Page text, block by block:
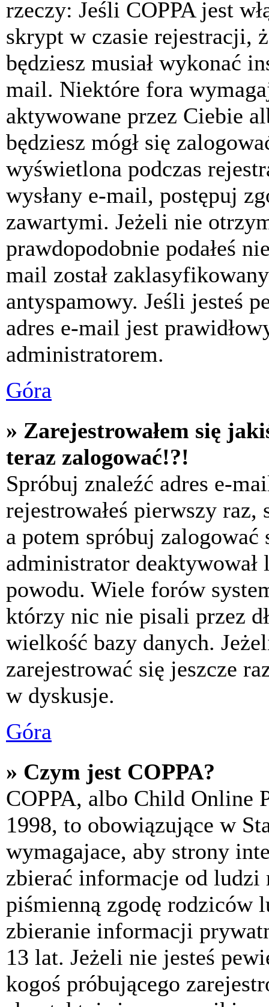
rzeczy: Jeśli COPPA jest
skrypt w czasie rejestracji,
będziesz musiał wykonać
mail. Niektóre fora
aktywowane przez Ciebie
będziesz mógł się
wyświetlona podczas
wysłany e-mail, postępuj
zawartymi. Jeżeli nie
prawdopodobnie podałeś
mail został
antyspamowy. Jeśli jesteś
adres e-mail jest
administratorem.
Góra
» Zarejestrowałem się
teraz zalogować!?!
Spróbuj znaleźć adres e-
rejestrowałeś pierwszy
a potem spróbuj
administrator deaktywował
powodu. Wiele forów
którzy nic nie pisali przez
wielkość bazy danych.
zarejestrować się jeszcze
w dyskusje.
Góra
» Czym jest COPPA?
COPPA, albo Child Online
1998, to obowiązujące w
wymagajace, aby strony
zbierać informacje od
piśmienną zgodę rodziców
zbieranie informacji
13 lat. Jeżeli nie jesteś
kogoś próbującego